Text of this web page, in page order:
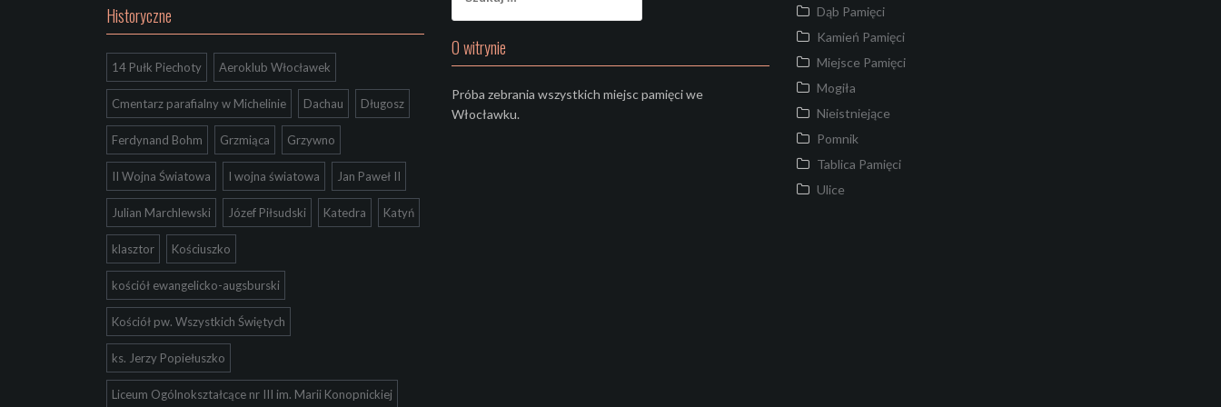
Historyczne
14 Pułk Piechoty Aeroklub Włocławek
Cmentarz parafialny w Michelinie Dachau Długosz
Ferdynand Bohm Grzmiąca Grzywno
II Wojna Światowa I wojna światowa Jan Paweł II
Julian Marchlewski Józef Piłsudski Katedra Katyń
klasztor Kościuszko
kościół ewangelicko-augsburski
Kościół pw. Wszystkich Świętych
ks. Jerzy Popiełuszko
Liceum Ogólnokształcące nr III im. Marii Konopnickiej
O witrynie
Próba zebrania wszystkich miejsc pamięci we
Włocławku.
Dąb Pamięci
Kamień Pamięci
Miejsce Pamięci
Mogiła
Nieistniejące
Pomnik
Tablica Pamięci
Ulice